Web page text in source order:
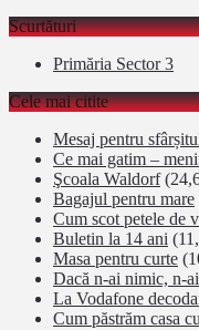
Scurtături
Primăria Sector 3
Cele mai citite
Mesaj pentru
Ce mai gatim –
Şcoala Waldorf
Bagajul pentru mare
Cum scot petele de
Buletin la 14 ani
Masa pentru curte
Dacă n-ai nimic, n-
La Vodafone
Cum păstrăm casa